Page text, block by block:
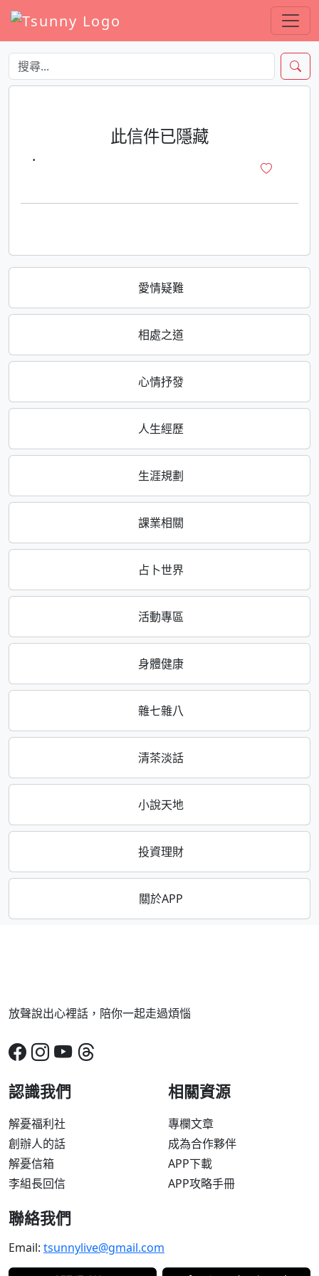
愛情疑難
相處之道
心情抒發
人生經歷
生涯規劃
課業相關
占卜世界
活動專區
身體健康
雜七雜八
清茶淡話
小說天地
投資理財
關於APP
此信件已隱藏
·
放聲說出心裡話，陪你一起走過煩惱
認識我們
解憂福利社
創辦人的話
解憂信箱
李組長回信
相關資源
專欄文章
成為合作夥伴
APP下載
APP攻略手冊
聯絡我們
Email: tsunnylive@gmail.com